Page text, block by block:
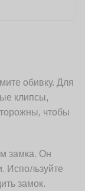
обивку. Для
клипсы,
чтобы
замка. Он
Используйте
замок.